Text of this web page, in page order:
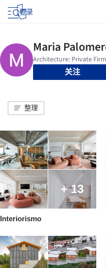
登录
关注
整理
+ 13
Interiorismo